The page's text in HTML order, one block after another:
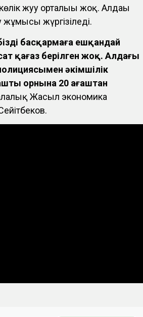
жуу орталығы жоқ. Алдағы
жүргізіледі.
басқармаға ешқандай
қағаз берілген жоқ. Алдағы
әкімшілік
орнына 20 ағаштан
Жасыл экономика